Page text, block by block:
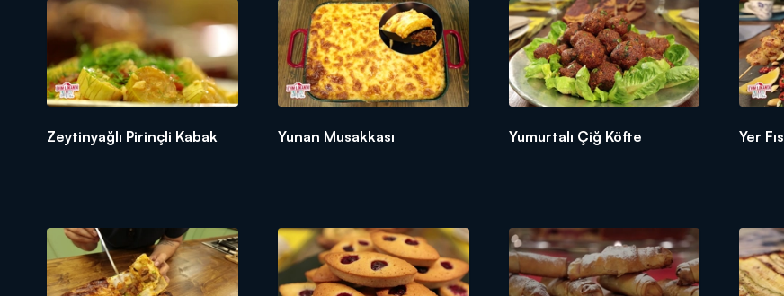
1 çay kaşığı kırmızı biber
2 yemek kaşığı kuş üzümü
1 tutam maydanoz
1 çay kaşığı tuz
Zeytinyağlı Pirinçli Kabak Yunan Musakkası Yumurtalı Çiğ Köfte Yer